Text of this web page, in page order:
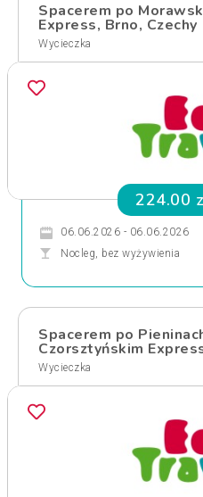
Spacerem po
Express, Brno, Czechy
Wycieczka
224.00
06.06.2026 - 06.06.2026
Nocleg, bez wyżywienia
Spacerem po
Czorsztyńskim
Wycieczka